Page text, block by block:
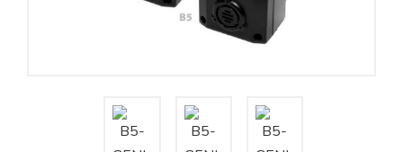
Cung cấp giải pháp quản lý cho toà nhà (BMS)
Tư vấn – Thiết kế – Cung cấp thiết bị HVAC